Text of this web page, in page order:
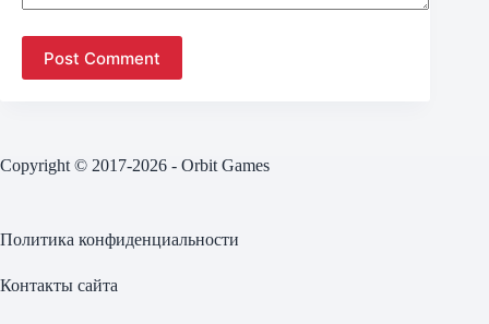
Post Comment
Copyright © 2017-2026 - Orbit Games
Политика конфиденциальности
Контакты сайта